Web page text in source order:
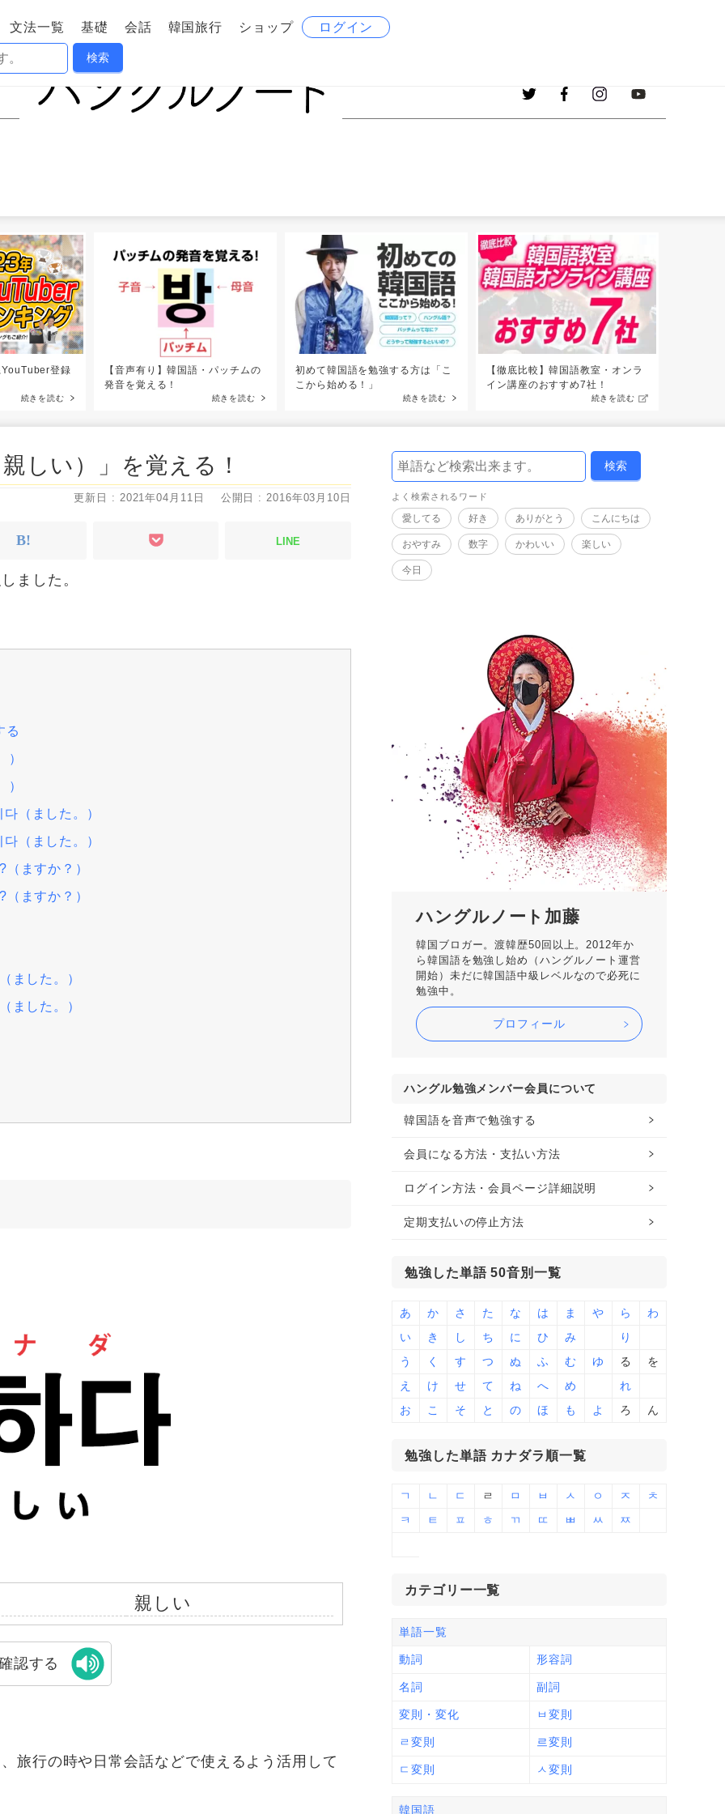
文法一覧 基礎 会話 韓国旅行 ショップ ログイン
登録
続きを読む
【音声有り】韓国語・パッチムの
発音を覚える！
続きを読む
初めて韓国語を勉強する方は「こ
こから始める！」
続きを読む
【徹底比較】韓国語教室・オンラ
イン講座のおすすめ7社！
続きを読む
しい）」を覚える！
公開日 : 2016年03月10日
更新日 : 2021年04月11日
LINE
ました。
る
（ました。）
（ました。）
ますか？）
ますか？）
ました。）
ました。）
親しい
認する
旅行の時や日常会話などで使えるよう活用して
よく検索されるワード
愛してる 好き ありがとう こんにちは
おやすみ 数字 かわいい 楽しい
今日
ハングルノート加藤
韓国ブロガー。渡韓歴50回以上。2012年か
ら韓国語を勉強し始め（ハングルノート運営
開始）未だに韓国語中級レベルなので必死に
勉強中。
プロフィール
ハングル勉強メンバー会員について
韓国語を音声で勉強する
会員になる方法・支払い方法
ログイン方法・会員ページ詳細説明
定期支払いの停止方法
勉強した単語 50音別一覧
あ か さ た な は ま や ら
わ
い
き し ち に ひ み
り
う
く す つ ぬ ふ む ゆ る
を
え
け せ て ね へ め
れ
お
こ そ と の ほ も よ ろ ん
勉強した単語 カナダラ順一覧
ㄱ ㄴ ㄷ ㄹ ㅁ ㅂ ㅅ ㅇ ㅈ
ㅊ
ㅋ
ㅌ ㅍ ㅎ ㄲ ㄸ ㅃ ㅆ ㅉ
カテゴリー一覧
単語一覧
動詞 形容詞
名詞 副詞
変則・変化 ㅂ変則
ㄹ変則 르変則
ㄷ変則 ㅅ変則
韓国語